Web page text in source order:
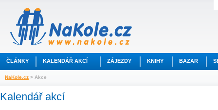
ČLÁNKY KALENDÁŘ AKCÍ ZÁJEZDY KNIHY BAZAR
NaKole.cz > Akce
Kalendář akcí